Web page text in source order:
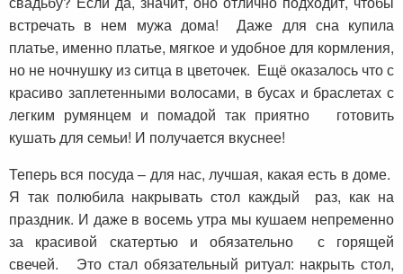
встречать в нем мужа дома! Даже для сна купила
платье, именно платье, мягкое и удобное для кормления,
но не ночнушку из ситца в цветочек. Ещё оказалось что с
красиво заплетенными волосами, в бусах и браслетах с
легким румянцем и помадой так приятно готовить
кушать для семьи! И получается вкуснее!
Теперь вся посуда – для нас, лучшая, какая есть в доме.
Я так полюбила накрывать стол каждый раз, как на
праздник. И даже в восемь утра мы кушаем непременно
за красивой скатертью и обязательно с горящей
свечей. Это стал обязательный ритуал: накрыть стол,